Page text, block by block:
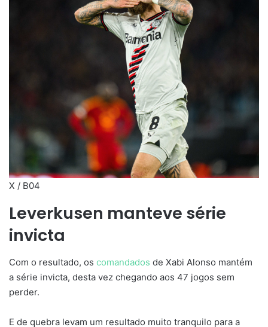
X / B04
Leverkusen manteve série
invicta
Com o resultado, os comandados de Xabi Alonso mantém
a série invicta, desta vez chegando aos 47 jogos sem
perder.
E de quebra levam um resultado muito tranquilo para a